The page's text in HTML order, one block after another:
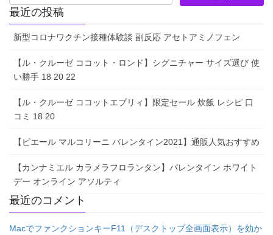
最近の投稿
新型コロナワクチン接種体験談 副反応 アセトアミノフェン
【ル・クルーゼ ココット・ロンド】シグニチャー サイズ選び 使
い勝手 18 20 22
【ル・クルーゼ ココットエブリィ】限定セール 炊飯 レシピ 口
コミ 18 20
【ピエール マルコリーニ バレンタイン2021】通販人気おすすめ
【カンナミエル カラメラフロランタン】バレンタイン ホワイト
デー オンライン アソルティ
最近のコメント
MacでファンクションキーF11（デスクトップ全画面表示）を効か